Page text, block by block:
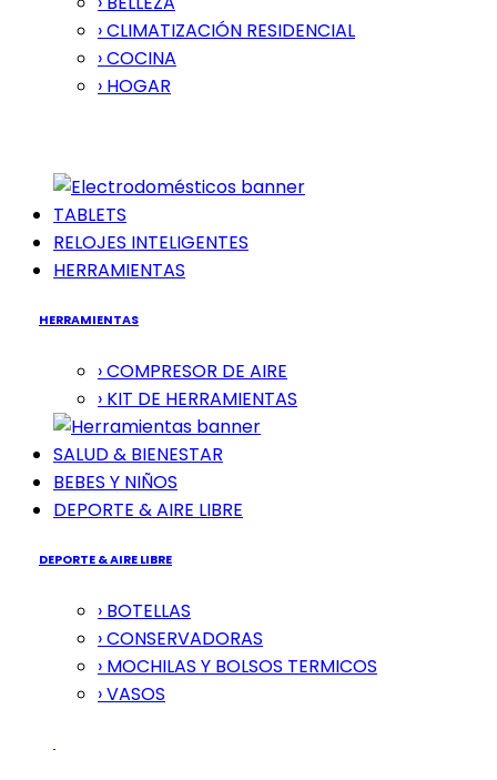
› CLIMATIZACIÓN RESIDENCIAL
› COCINA
› HOGAR
TABLETS
RELOJES INTELIGENTES
HERRAMIENTAS
HERRAMIENTAS
› COMPRESOR DE AIRE
› KIT DE HERRAMIENTAS
SALUD & BIENESTAR
BEBES Y NIÑOS
DEPORTE & AIRE LIBRE
DEPORTE & AIRE LIBRE
› BOTELLAS
› CONSERVADORAS
› MOCHILAS Y BOLSOS TERMICOS
› VASOS